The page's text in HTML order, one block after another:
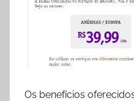
Os benefícios